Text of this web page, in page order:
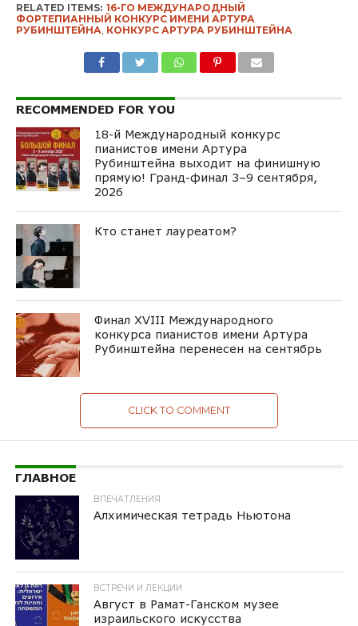
RELATED ITEMS: 16-ГО МЕЖДУНАРОДНЫЙ
ФОРТЕПИАННЫЙ КОНКУРС ИМЕНИ АРТУРА
РУБИНШТЕЙНА КОНКУРС АРТУРА РУБИНШТЕЙНА
RECOMMENDED FOR YOU
18-й Международный конкурс
пианистов имени Артура
Рубинштейна выходит на финишную
прямую! Гранд-финал 3–9 сентября,
2026
Кто станет лауреатом?
Финал XVIII Международного
конкурса пианистов имени Артура
Рубинштейна перенесен на сентябрь
CLICK TO COMMENT
ГЛАВНОЕ
ВПЕЧАТЛЕНИЯ
Алхимическая тетрадь Ньютона
ВСТРЕЧИ И ЛЕКЦИИ
Август в Рамат-Ганском музее
израильского искусства